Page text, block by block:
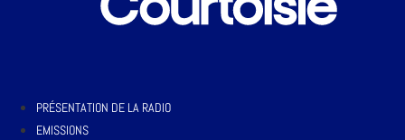
PRÉSENTATION DE LA RADIO
EMISSIONS